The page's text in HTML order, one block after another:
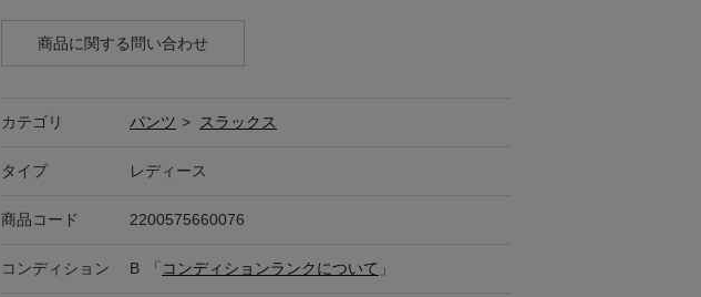
商品に関する問い合わせ
カテゴリ パンツ > スラックス
タイプ レディース
商品コード 2200575660076
コンディション B 「 コンディションランクについて 」